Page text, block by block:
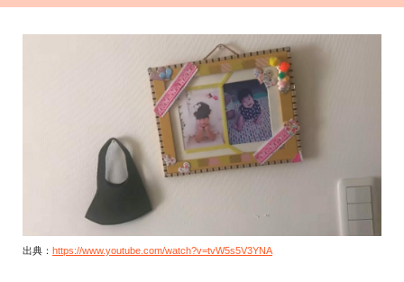
出典： https://www.youtube.com/watch?v=tvW5s5V3YNA